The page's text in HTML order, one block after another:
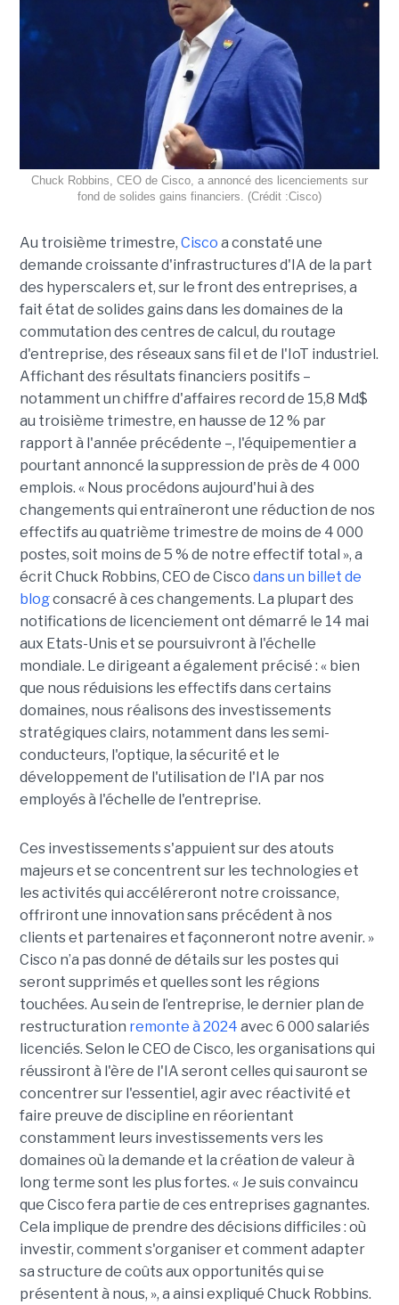
Chuck Robbins, CEO de Cisco, a annoncé des licenciements sur
fond de solides gains financiers. (Crédit :Cisco)
Au troisième trimestre, Cisco a constaté une
demande croissante d'infrastructures d'IA de la part
des hyperscalers et, sur le front des entreprises, a
fait état de solides gains dans les domaines de la
commutation des centres de calcul, du routage
d'entreprise, des réseaux sans fil et de l'IoT industriel.
Affichant des résultats financiers positifs –
notamment un chiffre d'affaires record de 15,8 Md$
au troisième trimestre, en hausse de 12 % par
rapport à l'année précédente –, l'équipementier a
pourtant annoncé la suppression de près de 4 000
emplois. « Nous procédons aujourd'hui à des
changements qui entraîneront une réduction de nos
effectifs au quatrième trimestre de moins de 4 000
postes, soit moins de 5 % de notre effectif total », a
écrit Chuck Robbins, CEO de Cisco dans un billet de
blogconsacré à ces changements. La plupart des
notifications de licenciement ont démarré le 14 mai
aux Etats-Unis et se poursuivront à l'échelle
mondiale. Le dirigeant a également précisé : « bien
que nous réduisions les effectifs dans certains
domaines, nous réalisons des investissements
stratégiques clairs, notamment dans les semi-
conducteurs, l'optique, la sécurité et le
développement de l'utilisation de l'IA par nos
employés à l'échelle de l'entreprise.
Ces investissements s'appuient sur des atouts
majeurs et se concentrent sur les technologies et
les activités qui accéléreront notre croissance,
offriront une innovation sans précédent à nos
clients et partenaires et façonneront notre avenir. »
Cisco n’a pas donné de détails sur les postes qui
seront supprimés et quelles sont les régions
touchées. Au sein de l’entreprise, le dernier plan de
restructuration remonte à 2024 avec 6 000 salariés
licenciés. Selon le CEO de Cisco, les organisations qui
réussiront à l'ère de l'IA seront celles qui sauront se
concentrer sur l'essentiel, agir avec réactivité et
faire preuve de discipline en réorientant
constamment leurs investissements vers les
domaines où la demande et la création de valeur à
long terme sont les plus fortes. « Je suis convaincu
que Cisco fera partie de ces entreprises gagnantes.
Cela implique de prendre des décisions difficiles : où
investir, comment s'organiser et comment adapter
sa structure de coûts aux opportunités qui se
présentent à nous, », a ainsi expliqué Chuck Robbins.